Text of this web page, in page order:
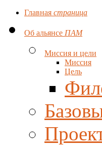
Главная страница
Об альянсе ПАМ
Миссия и цели
Миссия
Цель